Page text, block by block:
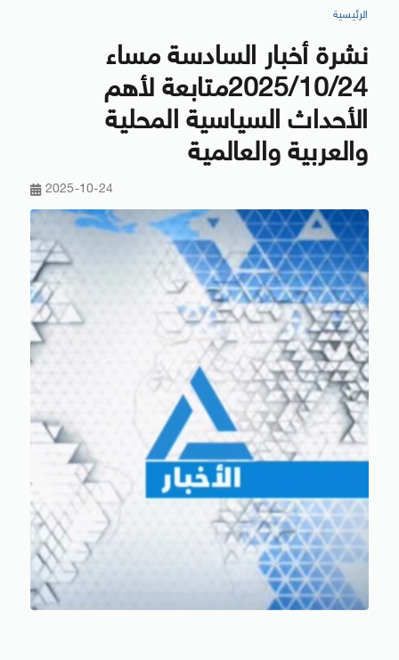
الرئيسية
نشرة أخبار السادسة مساء
2025/10/24متابعة لأهم
الأحداث السياسية المحلية
والعربية والعالمية
2025-10-24